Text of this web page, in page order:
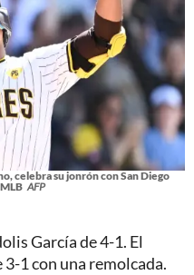
celebra su jonrón con San Diego
AFP
García de 4-1. El
1 con una remolcada.